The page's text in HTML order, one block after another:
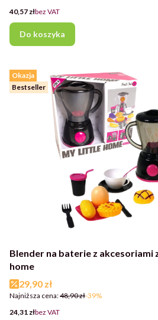
Cena
40,57 złbez VAT
Do koszyka
Okazja
Bestseller
Blender na baterie z
home
Cena promocyjna
29,90 zł
Najniższa cena:48,90 zł-39%
Cena
24,31 złbez VAT